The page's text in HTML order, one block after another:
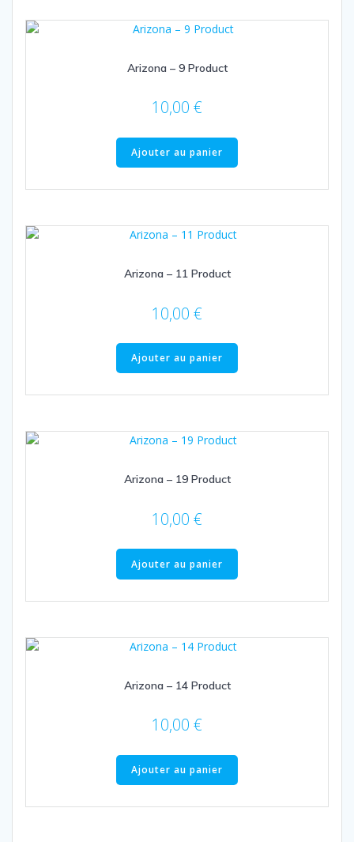
Arizona – 9 Product
10,00 €
Ajouter au panier
Arizona – 11 Product
10,00 €
Ajouter au panier
Arizona – 19 Product
10,00 €
Ajouter au panier
Arizona – 14 Product
10,00 €
Ajouter au panier